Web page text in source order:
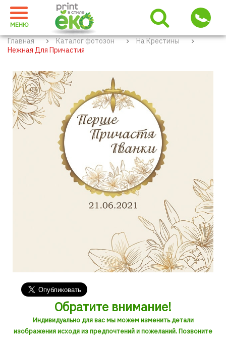
МЕНЮ
Главная Каталог фотозон
На Крестины
Нежная Для Причастия
Обратите внимание!
Индивидуально для вас мы можем изменить детали
изображения исходя из предпочтений и пожеланий. Позвоните